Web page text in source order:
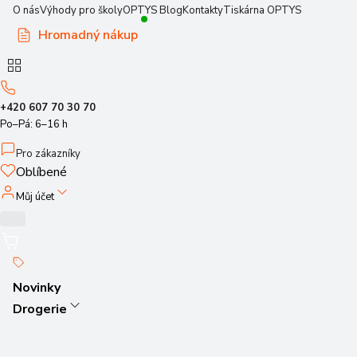
O násVýhody pro školyOPTYS BlogKontaktyTiskárna OPTYS
Hromadný nákup
+420 607 70 30 70
Po–Pá: 6–16 h
Pro zákazníky
Oblíbené
Můj účet
Novinky
Drogerie